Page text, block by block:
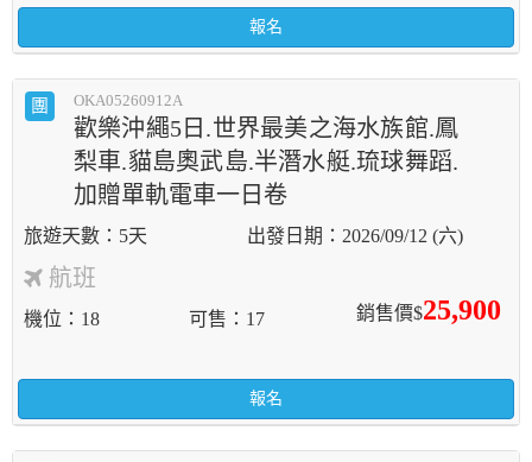
報名
團 OKA05260912A
歡樂沖繩5日.世界最美之海水族館.鳳
梨車.貓島奧武島.半潛水艇.琉球舞蹈.
加贈單軌電車一日卷
5天 2026/09/12 (六)
航班
銷售價$25,900
機位 18 可售 17
報名